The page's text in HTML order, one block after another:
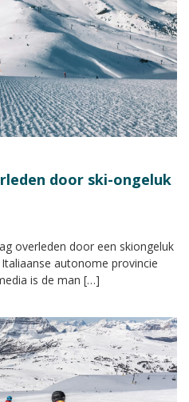
door ski-ongeluk
overleden door een skiongeluk
autonome provincie
is de man […]